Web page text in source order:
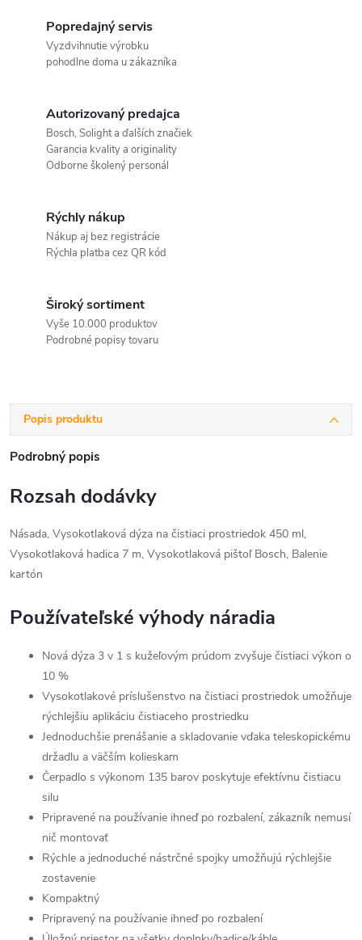
Popredajný servis
Vyzdvihnutie výrobku
pohodlne doma u zákazníka
Autorizovaný predajca
Bosch, Solight a ďalších značiek
Garancia kvality a originality
Odborne školený personál
Rýchly nákup
Nákup aj bez registrácie
Rýchla platba cez QR kód
Široký sortiment
Vyše 10.000 produktov
Podrobné popisy tovaru
Popis produktu
Podrobný popis
Rozsah dodávky
Násada, Vysokotlaková dýza na čistiaci prostriedok 450 ml,
Vysokotlaková hadica 7 m, Vysokotlaková pištoľ Bosch, Balenie
kartón
Používateľské výhody náradia
Nová dýza 3 v 1 s kužeľovým prúdom zvyšuje čistiaci výkon o
10 %
Vysokotlakové príslušenstvo na čistiaci prostriedok umožňuje
rýchlejšiu aplikáciu čistiaceho prostriedku
Jednoduchšie prenášanie a skladovanie vďaka teleskopickému
držadlu a väčším kolieskam
Čerpadlo s výkonom 135 barov poskytuje efektívnu čistiacu
silu
Pripravené na používanie ihneď po rozbalení, zákazník nemusí
nič montovať
Rýchle a jednoduché nástrčné spojky umožňujú rýchlejšie
zostavenie
Kompaktný
Pripravený na používanie ihneď po rozbalení